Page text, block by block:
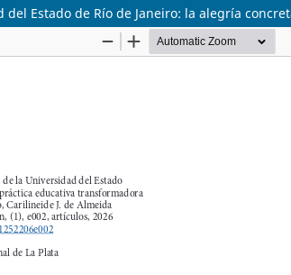
Estado de Río de Janeiro: la alegría